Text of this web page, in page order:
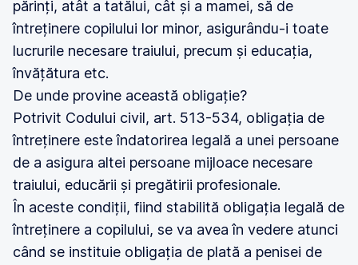
părinți, atât a tatălui, cât și a mamei, să de
întreținere copilului lor minor, asigurându-i toate
lucrurile necesare traiului, precum și educația,
învățătura etc.
De unde provine această obligație?
Potrivit Codului civil, art. 513-534, obligația de
întreținere este îndatorirea legală a unei persoane
de a asigura altei persoane mijloace necesare
traiului, educării și pregătirii profesionale.
În aceste condiții, fiind stabilită obligația legală de
întreținere a copilului, se va avea în vedere atunci
când se instituie obligația de plată a penisei de